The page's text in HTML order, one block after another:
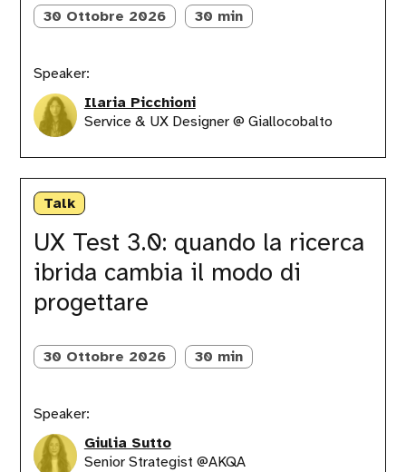
30 Ottobre 2026 30 min
Speaker:
Ilaria Picchioni
Service & UX Designer @ Giallocobalto
Talk
UX Test 3.0: quando la ricerca
ibrida cambia il modo di
progettare
UX
Test
3.0:
quando
ricerca
ibrida
cambia
modo
30 Ottobre 2026 30 min
Speaker:
Giulia Sutto
Senior Strategist @AKQA